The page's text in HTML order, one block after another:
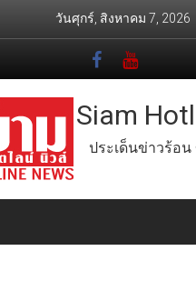
วันศุกร์, สิงหาคม 7, 2026
Siam
ประเด็นข่าวร้อ